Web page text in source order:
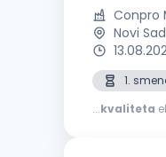
Conpro
Novi Sad
1.
...kvaliteta